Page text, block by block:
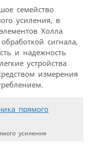
семейство
усиления, в
Холла
сигнала,
и надежность
устройства
измерения
усиления